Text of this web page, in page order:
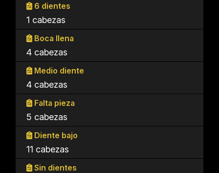
6 dientes
1 cabezas
Boca llena
4 cabezas
Medio diente
4 cabezas
Falta pieza
5 cabezas
Diente bajo
11 cabezas
Sin dientes